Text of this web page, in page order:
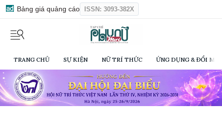
Bảng giá quảng cáo ISSN: 3093-382X
TRANG CHỦ SỰ KIỆN NỮ TRÍ THỨC ỨNG DỤNG & ĐỔI